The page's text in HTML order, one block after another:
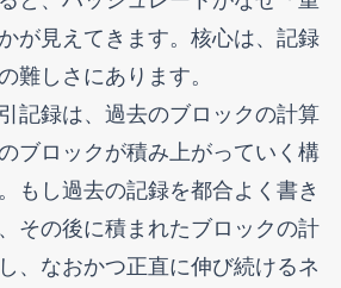
が見えてきます。核心は、記録
難しさにあります。
記録は、過去のブロックの計算
ブロックが積み上がっていく構
もし過去の記録を都合よく書き
その後に積まれたブロックの計
、なおかつ正直に伸び続けるネ